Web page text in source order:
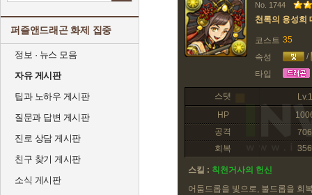
퍼즐앤드래곤 화제 집중
정보 · 뉴스 모음
자유 게시판
팁과 노하우 게시판
질문과 답변 게시판
진로 상담 게시판
친구 찾기 게시판
소식 게시판
No. 1744
천록의 용성희
코스트 35
속성
/
타입
스탯
Lv.1
HP
공격
706
회복
356
스킬 : 칙천거사의 헌신
어둠드롭을 빛으로, 불드롭을 회